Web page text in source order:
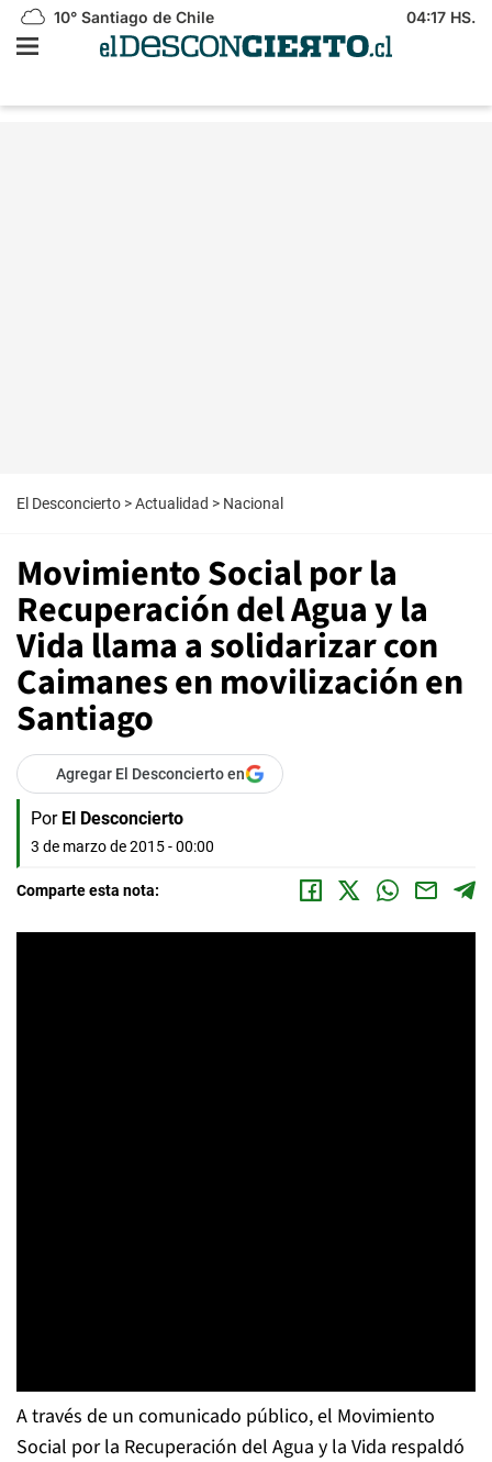
10° Santiago de Chile 04:17 HS.
El Desconcierto >Actualidad > Nacional
Movimiento Social por la
Recuperación del Agua y la
Vida llama a solidarizar con
Caimanes en movilización en
Santiago
Agregar El Desconcierto en
Por El Desconcierto
3 de marzo de 2015 - 00:00
Comparte esta nota:
A través de un comunicado público, el Movimiento
Social por la Recuperación del Agua y la Vida respaldó